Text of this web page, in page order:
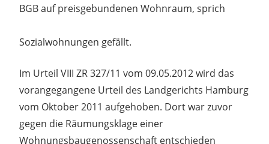
BGB auf preisgebundenen Wohnraum, sprich
Sozialwohnungen gefällt.
Im Urteil VIII ZR 327/11 vom 09.05.2012 wird das
vorangegangene Urteil des Landgerichts Hamburg
vom Oktober 2011 aufgehoben. Dort war zuvor
gegen die Räumungsklage einer
Wohnungsbaugenossenschaft entschieden